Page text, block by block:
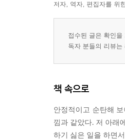
저자, 역자, 편집자를 위
접수된 글은 확인
독자 분들의 리뷰
책 속으로
안정적이고 순탄해
낌과 같았다. 저 아래
하기 싫은 일을 하면